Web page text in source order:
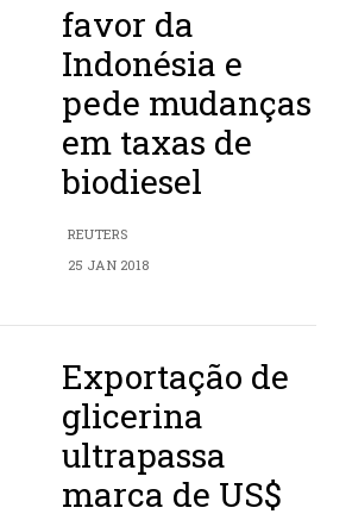
favor da
Indonésia e
pede mudanças
em taxas de
biodiesel
REUTERS
25 JAN 2018
Exportação de
glicerina
ultrapassa
marca de US$